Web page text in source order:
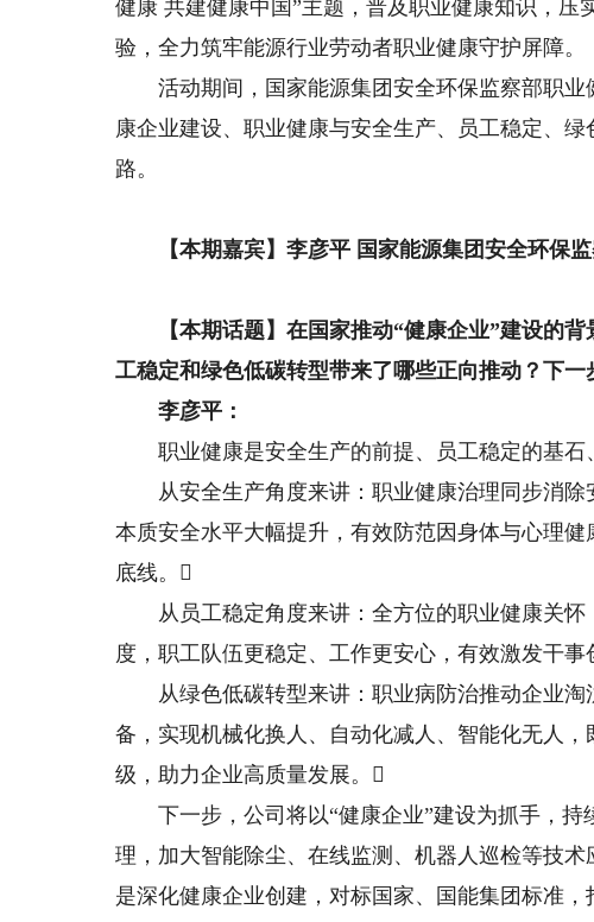
健康 共建健康中国”主题，普及职业健康知识，
验，全力筑牢能源行业劳动者职业健康守护屏障。
活动期间，国家能源集团安全环保监察部职业
康企业建设、职业健康与安全生产、员工稳定、
路。
【本期嘉宾】李彦平 国家能源集团安全环保监
【本期话题】在国家推动“健康企业”建设的
工稳定和绿色低碳转型带来了哪些正向推动？下
李彦平：
职业健康是安全生产的前提、员工稳定的基石
从安全生产角度来讲：职业健康治理同步消除
本质安全水平大幅提升，有效防范因身体与心理
底线。
从员工稳定角度来讲：全方位的职业健康关怀
度，职工队伍更稳定、工作更安心，有效激发干
从绿色低碳转型来讲：职业病防治推动企业淘
备，实现机械化换人、自动化减人、智能化无人
级，助力企业高质量发展。
下一步，公司将以“健康企业”建设为抓手，持
理，加大智能除尘、在线监测、机器人巡检等技
是深化健康企业创建，对标国家、国能集团标准